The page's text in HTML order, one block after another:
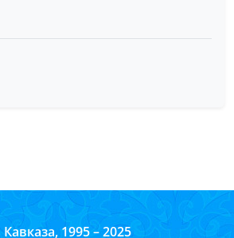
1995 – 2025